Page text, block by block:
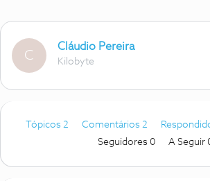
C
Cláudio Pereira
Kilobyte
Tópicos 2 Comentários 2
Seguidores 0 A Seguir